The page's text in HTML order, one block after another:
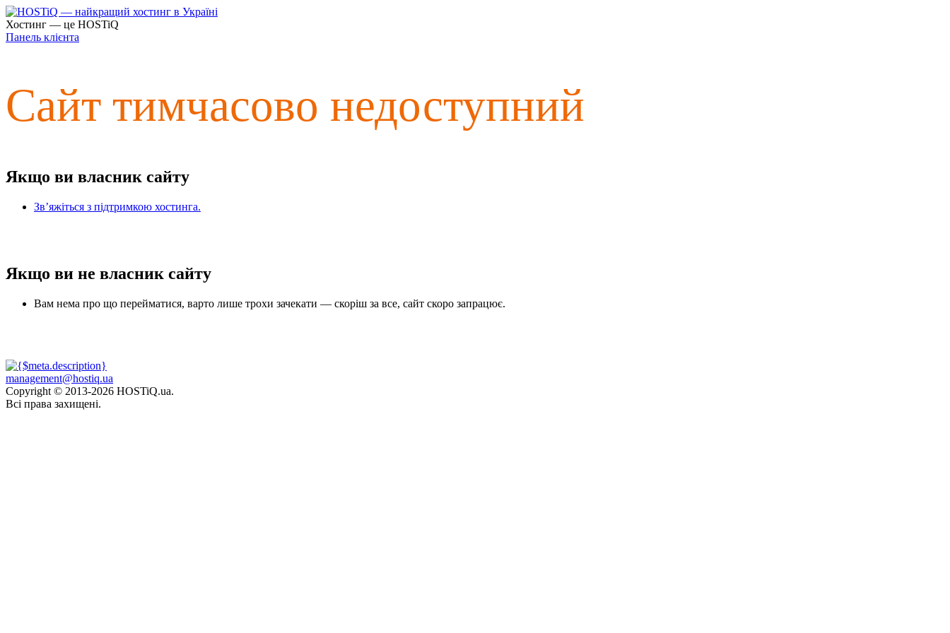
Хостинг — це HOSTiQ
Панель клієнта
Сайт тимчасово недоступний
Якщо ви власник сайту
Зв’яжіться з підтримкою хостинга.
Якщо ви не власник сайту
Вам нема про що перейматися, варто лише трохи зачекати — скоріш за все, сайт скоро запрацює.
management@hostiq.ua
Copyright © 2013-2026 HOSTiQ.ua.
Всі права захищені.